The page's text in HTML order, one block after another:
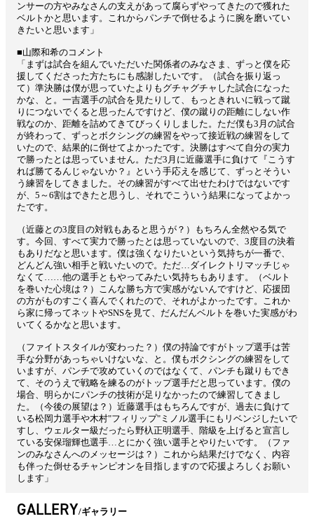
ンサーの方やみなさんの支えがあって腐らずやってきたので獲れた
ベルトかと思います。これからパンチで倒せるように腕を磨いてい
きたいと思います」
■山際和希のコメント
「まずは試合を組んでいただいた関係者のみなさま、ずっと僕を応
援してくださった方たちにも感謝したいです。（試合を振り返っ
て）準決勝は僕が思っていたよりもグチャグチャした試合になった
かな、と。一吉選手の試合を見たりして、もっときれいに戦って蹴
りにつないでくると思ったんですけど、僕の蹴りの距離にしない作
戦なのか、距離を詰めてきてびっくりしました。ただ僕も3月の試合
が終わって、ずっとボクシングの練習をやって接近戦の練習をして
いたので、結果的に倒せてよかったです。決勝はすべて自分の実力
で勝ったとは思っていません。ただ3月に近藤選手に負けて『こうす
れば勝てるんじゃないか？』という手応えを感じて、ずっとそうい
う練習をしてきました。その練習がすべて出せたわけではないです
が、5～6割はできたと思うし、それでこういう結果になってよかっ
たです。
（近藤との3度目の対戦もあると思うが？）もちろん全然やる気で
す。今回、すべて実力で勝ったとは思っていないので、3度目の決着
もありだなと思います。僕は強くなりたいという気持ちが一番で、
どんどん強い相手と戦いたいので。ただ…ダイレクトリマッチじゃ
なくて……他の選手ともやってみたい気持ちもあります。（ベルト
を巻いた心境は？）こんな勝ち方で実感がないんですけど、応援団
の方がものすごく喜んでくれたので、それがよかったです。これか
ら家に帰ってネットやSNSを見て、だんだんベルトを巻いた実感がわ
いてくるかなと思います。
（ファイトスタイルが変わった？）僕の持論ですがトップ選手は苦
手な分野があっちゃいけないな、と。僕もボクシングの練習をして
いますが、パンチで攻めていくのではなくて、パンチも蹴りもでき
て、そのうえで戦略を練るのがトップ選手だと思っています。僕の
場合、明らかにパンチの技術が足りなかったので練習してきまし
た。（今後の展望は？）近藤選手はもちろんですが、過去に負けて
いる松岡力選手や木村"フィリップ"ミノル選手にもリベンジしたいで
すし、ウェルター級だったら野杁正明選手、階級を上げると宣言し
ている安保瑠輝也選手…とにかく強い選手とやりたいです。（ファ
ンのみなさんへのメッセージは？）これから結果だけでなく、内容
も伴った倒せるチャンピオンを目指しますので応援よろしくお願い
します」
GALLERY ギャラリー